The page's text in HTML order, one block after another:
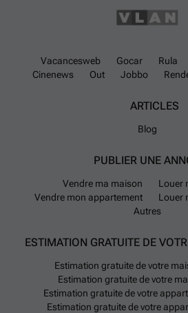
d’information complémentaire ou pour
pas à prendre contact avec notre agence
Vacancesweb Gocar Rula
Cinenews
Out Jobbo
ARTICLES
Blog
PUBLIER UNE
Vendre ma maison
Louer
Vendre mon appartement
Louer
Autres
ESTIMATION GRATUITE DE
Estimation gratuite de votre
Estimation gratuite de votre
Estimation gratuite de votre
Estimation gratuite de votre